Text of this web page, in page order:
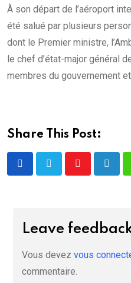
À son départ de l’aéroport
été salué par plusieurs
dont le Premier ministre,
le chef d’état-major général
membres du gouvernement
Share This Post:
Leave
Vous devez vous
commentaire.